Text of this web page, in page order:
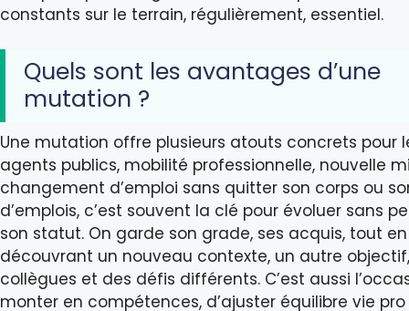
constants sur le terrain, régulièrement, essentiel.
Quels sont les avantages d’une
mutation ?
Une mutation offre plusieurs atouts concrets pour
agents publics, mobilité professionnelle, nouvelle
changement d’emploi sans quitter son corps ou
d’emplois, c’est souvent la clé pour évoluer sans
son statut. On garde son grade, ses acquis, tout en
découvrant un nouveau contexte, un autre
collègues et des défis différents. C’est aussi
monter en compétences, d’ajuster équilibre vie